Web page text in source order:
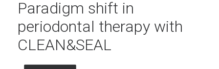
Paradigm shift in
periodontal therapy with
CLEAN&SEAL